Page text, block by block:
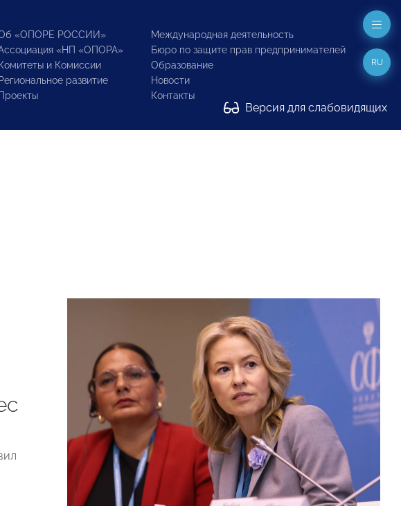
«ОПОРЕ РОССИИ»
«НП «ОПОРА»
Комитеты и Комиссии
Региональное развитие
Проекты
Международная деятельность
Бюро по защите прав предпринимателей
Образование
Новости
Контакты
Версия для слабовидящих
RU